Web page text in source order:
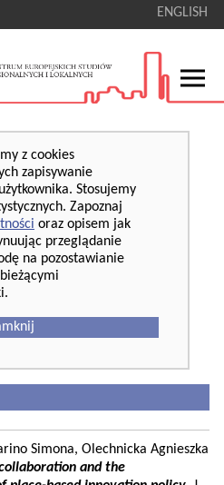
ENGLISH
z cookies
zapisywanie
Stosujemy
Zapoznaj
oraz opisem jak
przeglądanie
na pozostawianie
Simona, Olechnicka Agnieszka
and the